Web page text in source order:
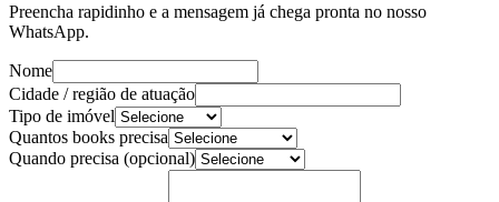
Preencha rapidinho e a mensagem já chega pronta no nosso
WhatsApp.
Nome
Cidade / região de atuação
Tipo de imóvel
Quantos books precisa
Quando precisa (opcional)